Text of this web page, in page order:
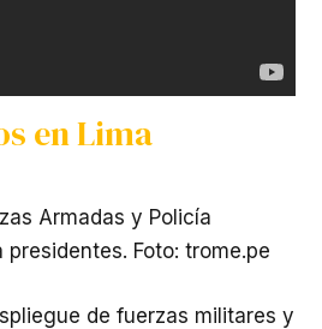
en Lima
Armadas y Policía
Foto: trome.pe
de fuerzas militares y